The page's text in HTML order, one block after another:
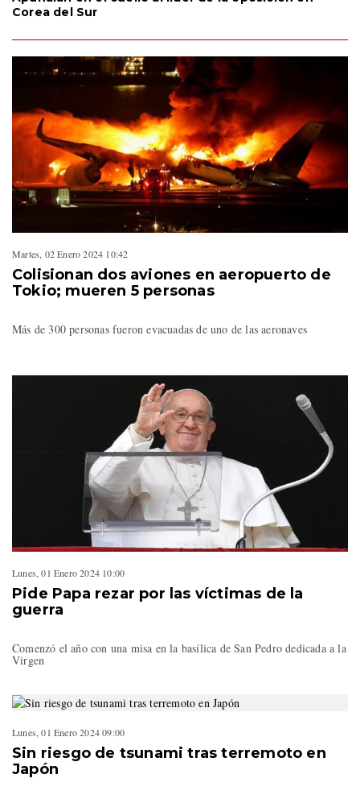
Corea del Sur
Martes, 02 Enero 2024 10:42
Colisionan dos aviones en aeropuerto de
Tokio; mueren 5 personas
Más de 300 personas fueron evacuadas de uno de las aeronaves
Lunes, 01 Enero 2024 10:00
Pide Papa rezar por las víctimas de la
guerra
Comenzó el año con una misa en la basílica de San Pedro dedicada a la
Virgen
Lunes, 01 Enero 2024 09:00
Sin riesgo de tsunami tras terremoto en
Japón